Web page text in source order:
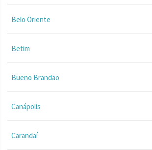
Belo Oriente
Betim
Bueno Brandão
Canápolis
Carandaí